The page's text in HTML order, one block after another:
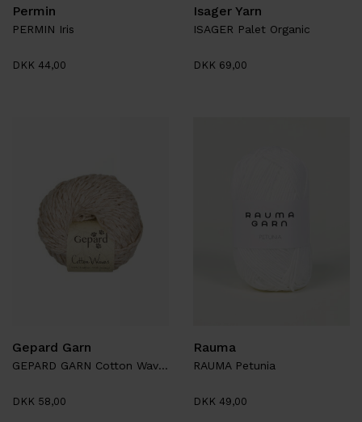
Permin
PERMIN Iris
DKK 44,00
Isager Yarn
ISAGER Palet Organic
DKK 69,00
Gepard Garn
GEPARD GARN Cotton Waves
DKK 58,00
Rauma
RAUMA Petunia
DKK 49,00